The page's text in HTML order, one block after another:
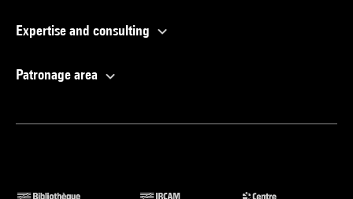
Expertise and consulting
Patronage area